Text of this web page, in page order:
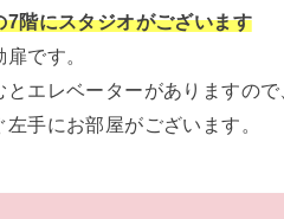
7階にスタジオがございます
です。
エレベーターがありますので
手にお部屋がございます。